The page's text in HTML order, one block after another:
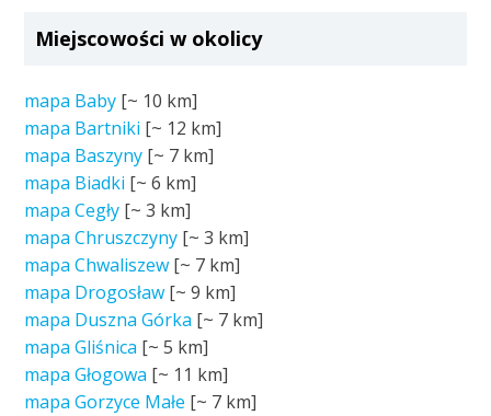
Miejscowości w okolicy
mapa Baby [~ 10 km]
mapa Bartniki [~ 12 km]
mapa Baszyny [~ 7 km]
mapa Biadki [~6 km]
mapa Cegły [~3 km]
mapa Chruszczyny [~3 km]
mapa Chwaliszew [~ 7 km]
mapa Drogosław [~9 km]
mapa Duszna Górka [~ 7 km]
mapa Gliśnica [~5 km]
mapa Głogowa [~ 11 km]
mapa Gorzyce Małe [~ 7 km]